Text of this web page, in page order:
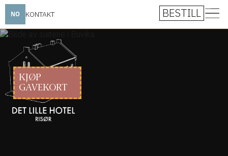
NO KONTAKT BESTILL
KJØP
GAVEKORT